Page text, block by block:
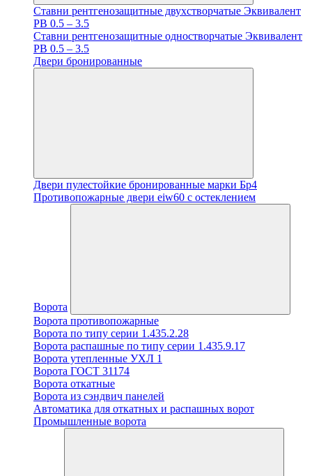
Ставни рентгенозащитные двухстворчатые Эквивалент
PB 0.5 – 3.5
Ставни рентгенозащитные одностворчатые Эквивалент
PB 0.5 – 3.5
Двери бронированные
Двери пулестойкие бронированные марки Бр4
Противопожарные двери eiw60 с остеклением
Ворота
Ворота противопожарные
Ворота по типу серии 1.435.2.28
Ворота распашные по типу серии 1.435.9.17
Ворота утепленные УХЛ 1
Ворота ГОСТ 31174
Ворота откатные
Ворота из сэндвич панелей
Автоматика для откатных и распашных ворот
Промышленные ворота